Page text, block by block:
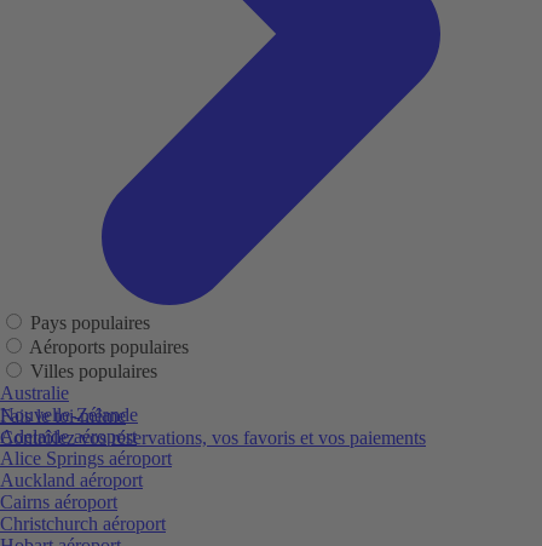
Fais le toi-même
Contrôlez vos réservations, vos favoris et vos paiements
Pays populaires
Aéroports populaires
Villes populaires
Australie
Nouvelle-Zélande
Adelaide aéroport
Alice Springs aéroport
Auckland aéroport
Cairns aéroport
Christchurch aéroport